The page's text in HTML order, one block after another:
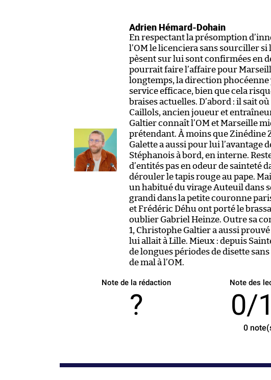
Adrien Hémard-Dohain
En respectant la présomption
l’OM le licenciera sans sourciller si
pèsent sur lui sont confirmées en
pourrait faire l’affaire pour
longtemps, la direction
service efficace, bien que cela
braises actuelles. D’abord : il sait
Caillols, ancien joueur et
Galtier connaît l’OM et Marseille
prétendant. À moins que Zinédine
Galette a aussi pour lui l’avantage
Stéphanois à bord, en interne.
d’entités pas en odeur de sainteté
dérouler le tapis rouge au pape.
un habitué du virage Auteuil dans
grandi dans la petite couronne
et Frédéric Déhu ont porté le
oublier Gabriel Heinze. Outre sa
1, Christophe Galtier a aussi
lui allait à Lille. Mieux : depuis
de longues périodes de disette
de mal à l’OM.
Note de la rédaction
?
Note des
0/
0